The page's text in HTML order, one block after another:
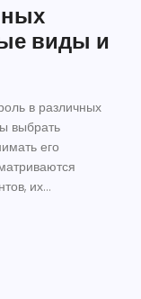
виды и
в различных
выбрать
его
их
задачи.
специалистов.